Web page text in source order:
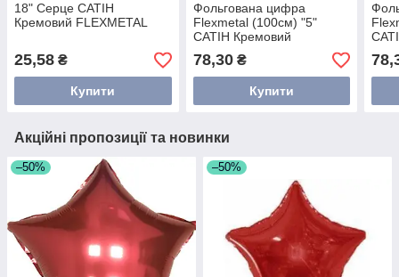
18" Серце САТІН
Кремовий FLEXMETAL
25,58 ₴
Купити
Фольгована цифра
Flexmetal (100см) "5"
САТІН Кремовий
78,30₴
Купити
Акційні пропозиції та новинки
–50% –50%